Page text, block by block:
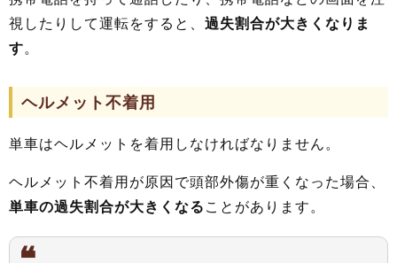
視したりして運転をすると、 過失割合が大きくなりま
す。
ヘルメット不着用
単車はヘルメットを着用しなければなりません。
ヘルメット不着用が原因で頭部外傷が重くなった場合、
単車の過失割合が大きくなることがあります。